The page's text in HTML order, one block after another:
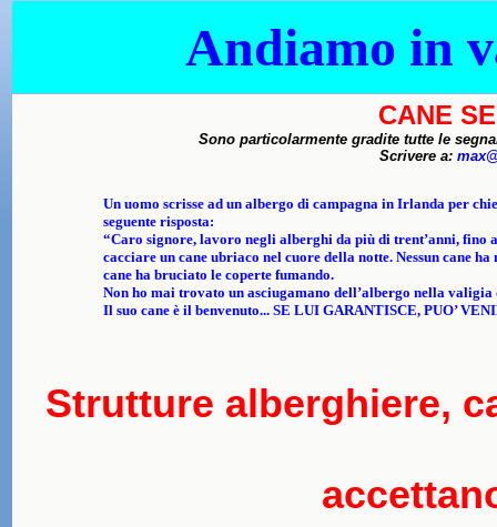
Andiamo in
CANE
Sono particolarmente gradite tutte le
Scrivere a:
Un uomo scrisse ad un albergo di campagna in Irlanda per
seguente risposta:
“Caro signore, lavoro negli alberghi da più di trent’anni, fino
cacciare un cane ubriaco nel cuore della notte. Nessun cane
cane ha bruciato le coperte fumando.
Non ho mai trovato un asciugamano dell’albergo nella valigia
Il suo cane è il benvenuto... SE LUI GARANTISCE, PUO’
Strutture alberghiere,